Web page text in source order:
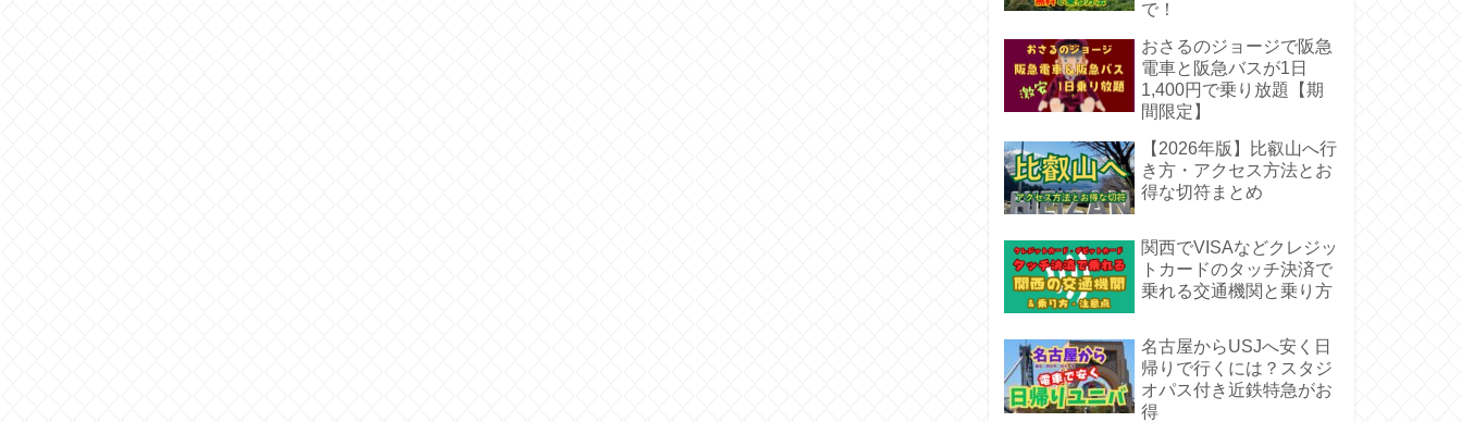
で！
おさるのジョージで阪急
電車と阪急バスが1日
1,400円で乗り放題【期
間限定】
【2026年版】比叡山へ行
き方・アクセス方法とお
得な切符まとめ
関西でVISAなどクレジッ
トカードのタッチ決済で
乗れる交通機関と乗り方
名古屋からUSJへ安く日
帰りで行くには？スタジ
オパス付き近鉄特急がお
得